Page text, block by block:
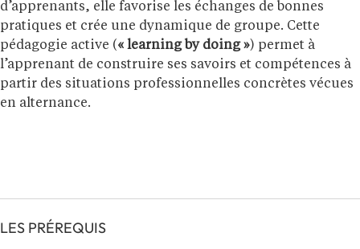
d’apprenants, elle favorise les échanges de bonnes
pratiques et crée une dynamique de groupe. Cette
pédagogie active (« learning by doing ») permet à
l’apprenant de construire ses savoirs et compétences à
partir des situations professionnelles concrètes vécues
en alternance.
LES PRÉREQUIS